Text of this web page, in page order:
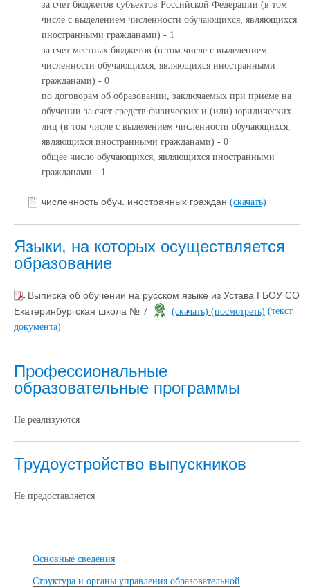
за счет бюджетов субъектов Российской Федерации (в том
числе с выделением численности обучающихся, являющихся
иностранными гражданами) - 1
за счет местных бюджетов (в том числе с выделением
численности обучающихся, являющихся иностранными
гражданами) - 0
по договорам об образовании, заключаемых при приеме на
обучении за счет средств физических и (или) юридических
лиц (в том числе с выделением численности обучающихся,
являющихся иностранными гражданами) - 0
общее число обучающихся, являющихся иностранными
гражданами - 1
численность обуч. иностранных граждан (скачать)
Языки, на которых осуществляется
образование
Выписка об обучении на русском языке из Устава ГБОУ СО
Екатеринбургская школа № 7
(скачать) (посмотреть) (текст
документа)
Профессиональные
образовательные программы
Не реализуются
Трудоустройство выпускников
Не предоставляется
Основные сведения
Структура и органы управления образовательной